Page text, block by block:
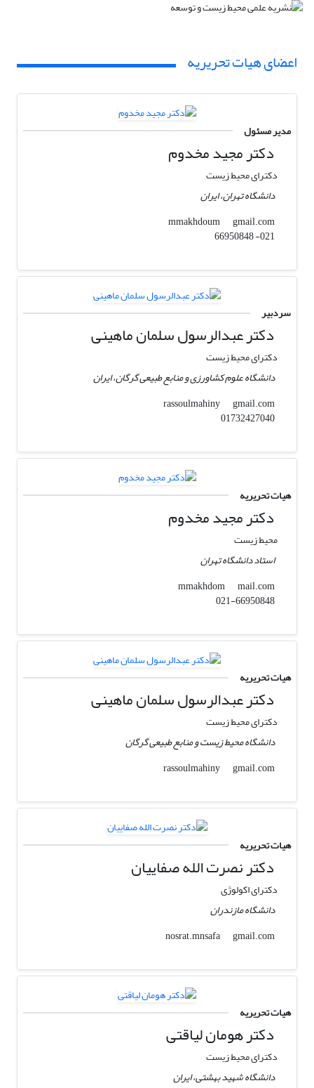
اعضای هیات تحریریه
مدیر مسئول
دکتر مجید مخدوم
دکترای محیط زیست
دانشگاه تهران، ایران
mmakhdoum
gmail.com
سردبیر
دکتر عبدالرسول سلمان ماهینی
دکترای محیط زیست
دانشگاه علوم کشاورزی و منابع طبیعی گرگان، ایران
rassoulmahiny
gmail.com
01732427040
هیات تحریریه
دکتر مجید مخدوم
محیط زیست
استاد دانشگاه تهران
mmakhdom
mail.com
021-66950848
هیات تحریریه
دکتر عبدالرسول سلمان ماهینی
دکترای محیط زیست
دانشگاه محیط زیست و منابع طبیعی گرگان
rassoulmahiny
gmail.com
هیات تحریریه
دکتر نصرت الله صفاییان
دکترای اکولوژی
دانشگاه مازندران
nosrat.mnsafa
gmail.com
هیات تحریریه
دکتر هومان لیاقتی
دکترای محیط زیست
دانشگاه شهید بهشتی، ایران